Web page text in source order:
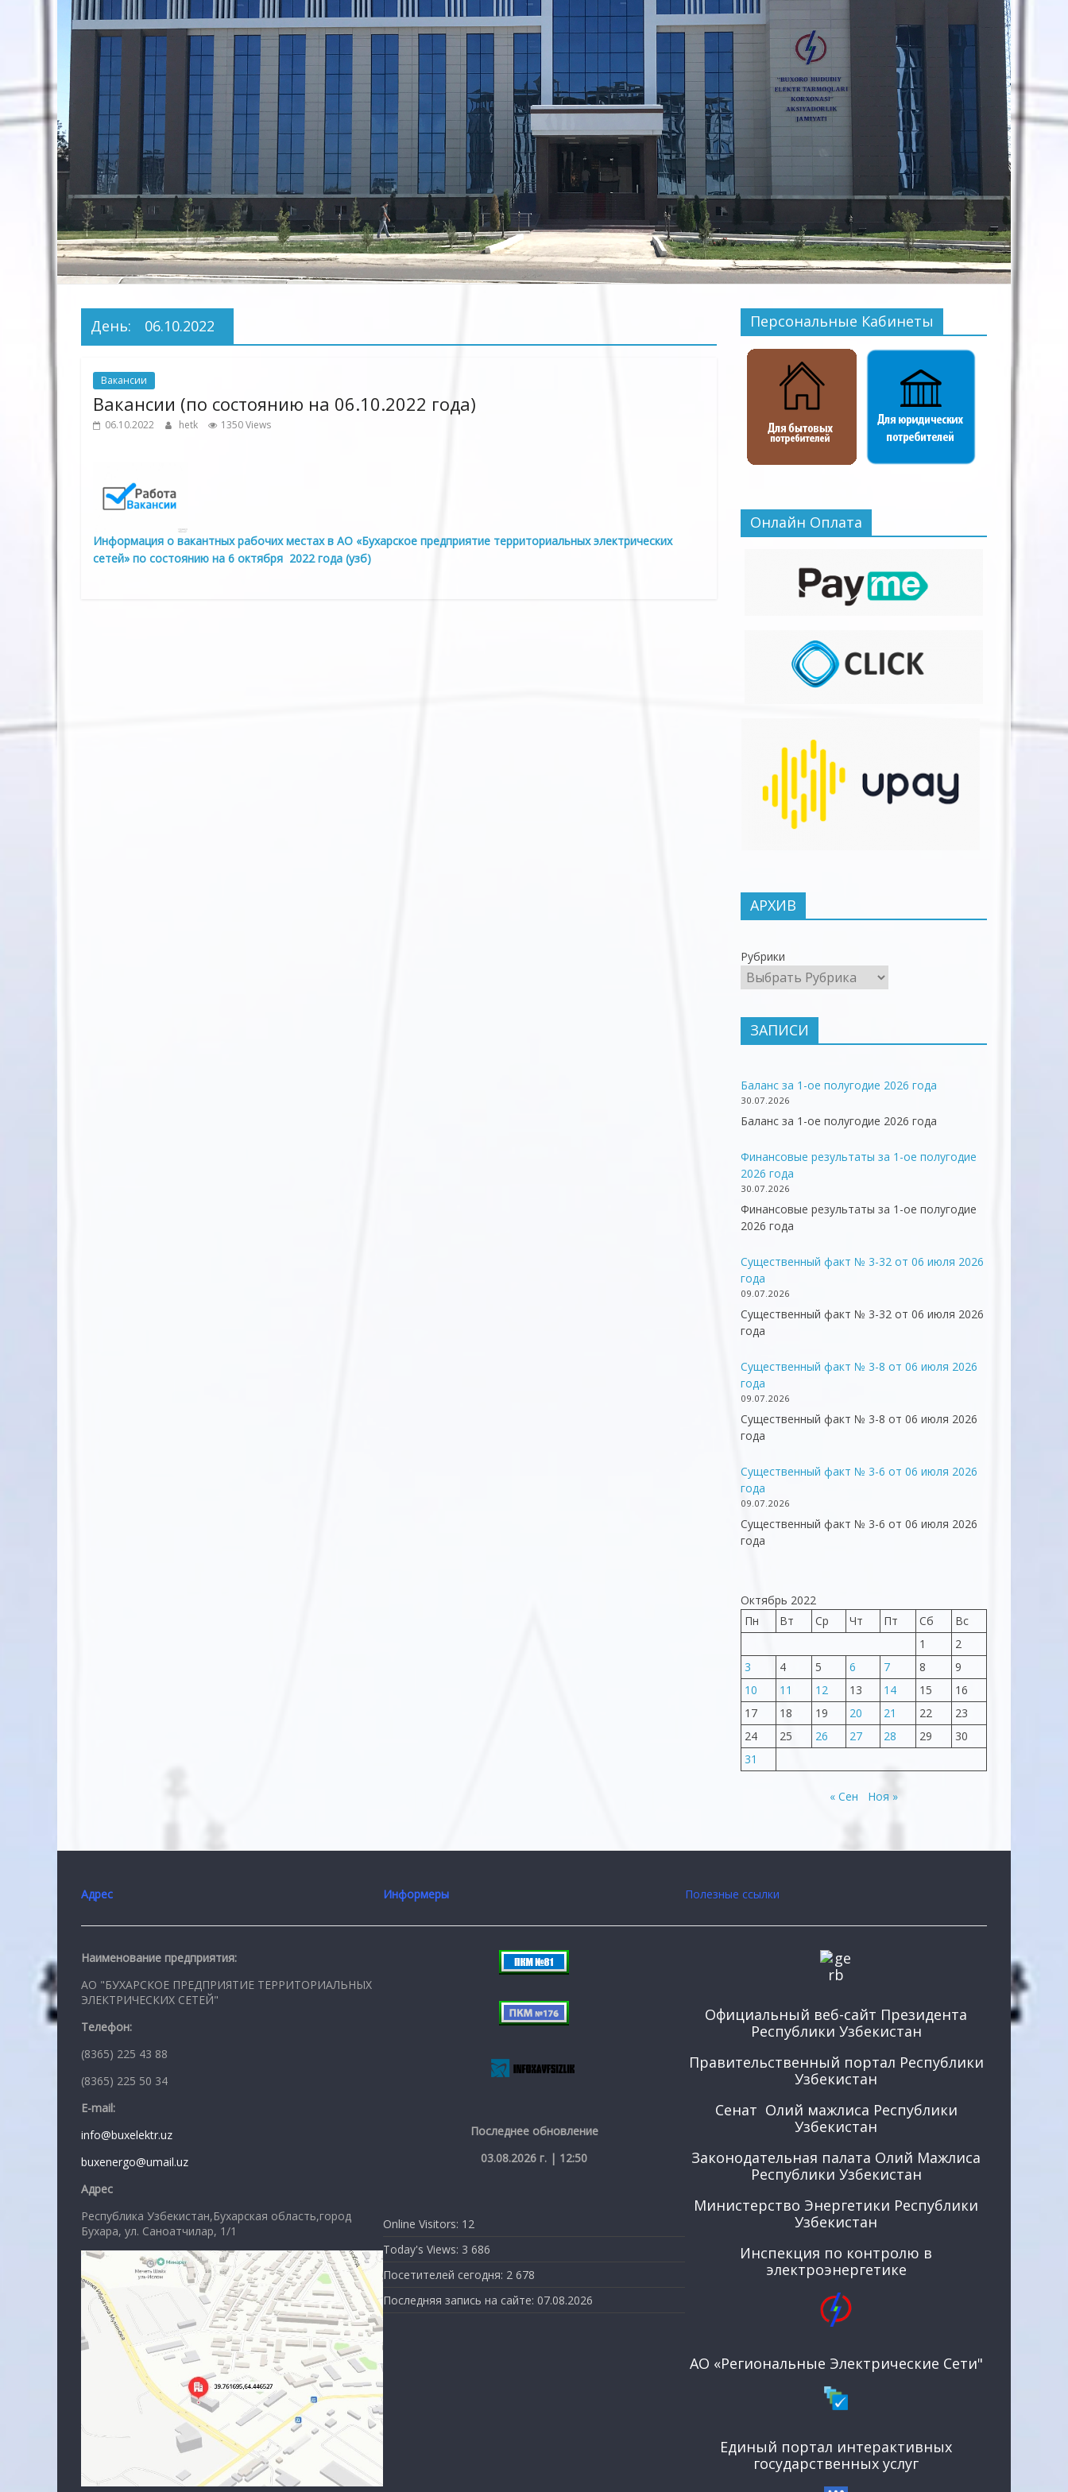
Предприятие
Территориальных
Электрических
сетей"
День: 06.10.2022
Вакансии
Вакансии (по состоянию на 06.10.2022 года)
06.10.2022 hetk 1350 Views
Информация о вакантных рабочих местах в АО «Бухарское предприятие территориальных электрических
сетей» по состоянию на 6 октября 2022 года (узб)
Персональные Кабинеты
Онлайн Оплата
АРХИВ
Рубрики
ЗАПИСИ
Баланс за 1-ое полугодие 2026 года
30.07.2026
Баланс за 1-ое полугодие 2026 года
Финансовые результаты за 1-ое полугодие
2026 года
30.07.2026
Финансовые результаты за 1-ое полугодие
2026 года
Существенный факт № 3-32 от 06 июля 2026
года
09.07.2026
Существенный факт № 3-32 от 06 июля 2026
года
Существенный факт № 3-8 от 06 июля 2026
года
09.07.2026
Существенный факт № 3-8 от 06 июля 2026
года
Существенный факт № 3-6 от 06 июля 2026
года
09.07.2026
Существенный факт № 3-6 от 06 июля 2026
года
Октябрь 2022
Пн
Вт Ср Чт Пт Сб
Вс
1
2
3
4 5 6 7 8
9
10
11 12 13 14 15
16
17
18 19 20 21 22
23
24
25 26 27 28 29
30
31
« Сен Ноя »
Адрес
Наименование предприятия:
АО "БУХАРСКОЕ ПРЕДПРИЯТИЕ ТЕРРИТОРИАЛЬНЫХ
ЭЛЕКТРИЧЕСКИХ СЕТЕЙ"
Телефон:
(8365) 225 43 88
(8365) 225 50 34
E-mail:
info@buxelektr.uz
buxenergo@umail.uz
Адрес
Республика Узбекистан,Бухарская область,город
Бухара, ул. Саноатчилар, 1/1
Информеры
Последнее обновление
03.08.2026 г. | 12:50
Online Visitors: 12
Today's Views: 3 686
Посетителей сегодня: 2 678
Последняя запись на сайте: 07.08.2026
Полезные ссылки
Официальный веб-сайт Президента
Республики Узбекистан
Правительственный портал Республики
Узбекистан
Сенат Олий мажлиса Республики
Узбекистан
Законодательная палата Олий Мажлиса
Республики Узбекистан
Министерство Энергетики Республики
Узбекистан
Инспекция по контролю в
электроэнергетике
АО «Региональные Электрические Сети"
Единый портал интерактивных
государственных услуг